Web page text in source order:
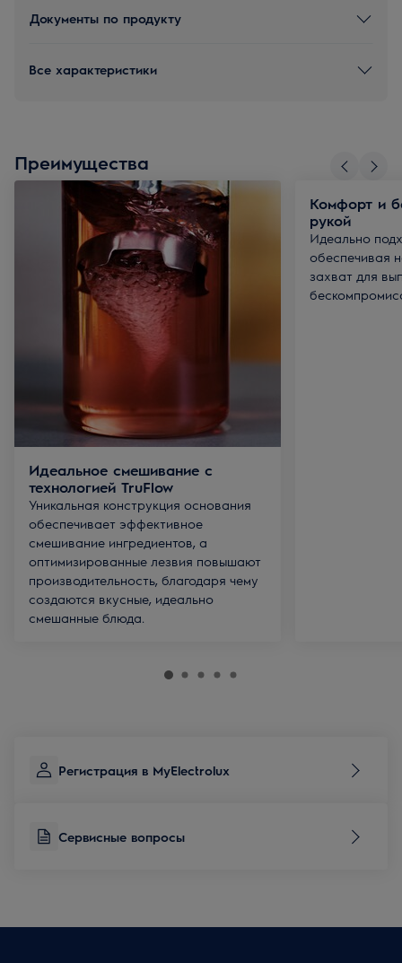
Документы по продукту
Все характеристики
Преимущества
Идеальное смешивание с
технологией TruFlow
Уникальная конструкция основания
обеспечивает эффективное
смешивание ингредиентов, а
оптимизированные лезвия повышают
производительность, благодаря чему
создаются вкусные, идеально
смешанные блюда.
Комфорт и
рукой
Идеально
обеспечивая
захват для
Регистрация в MyElectrolux
Сервисные вопросы